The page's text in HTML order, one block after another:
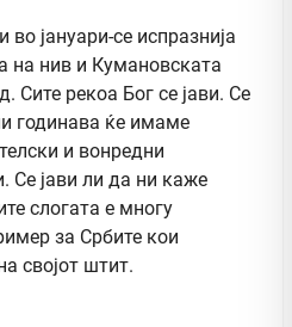
јануари-се испразнија
на нив и Кумановската
Сите рекоа Бог се јави. Се
годинава ќе имаме
и вонредни
Се јави ли да ни каже
слогата е многу
за Србите кои
својот штит.